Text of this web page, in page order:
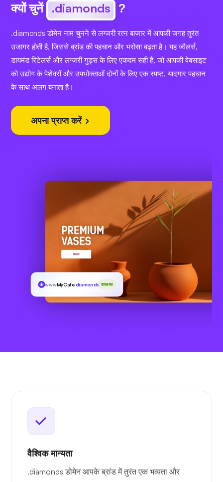
क्यों चुनें .diamonds ?
.diamonds डोमेन नाम चुनने से लग्जरी रत्न बाजार में आपकी जगह तुरंत
उजागर होती है, जिससे ब्रांड की पहचान और भरोसा बढ़ता है। यह ज्वैलर्स,
डायमंड रिटेलर्स और लग्जरी गुड्स के लिए एकदम सही है, जो आपकी वेबसाइट
को उद्योग के पेशेवरों और उपभोक्ताओं दोनों के लिए एक स्पष्ट, यादगार पहचान
के साथ अलग बनाता है।
अपना प्राप्त करें
wwwMyCafe.diamonds उपलब्ध!
वैश्विक मान्यता
.diamonds डोमेन आपके ब्रांड में तुरंत एक भव्यता और